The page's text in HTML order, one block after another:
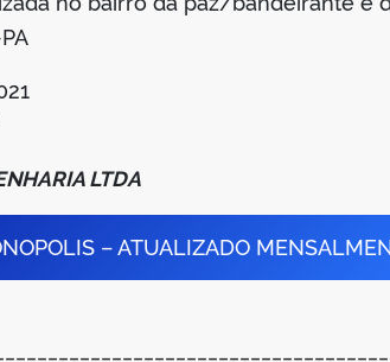
LTDA
– ATUALIZADO